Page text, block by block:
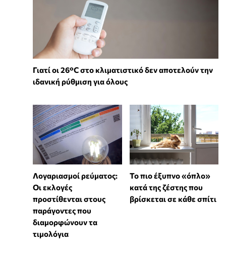
Γιατί οι 26°C στο κλιματιστικό δεν αποτελούν την
ιδανική ρύθμιση για όλους
Λογαριασμοί ρεύματος:
Οι εκλογές
προστίθενται στους
παράγοντες που
διαμορφώνουν τα
τιμολόγια
To πιο έξυπνο «όπλο»
κατά της ζέστης που
βρίσκεται σε κάθε σπίτι